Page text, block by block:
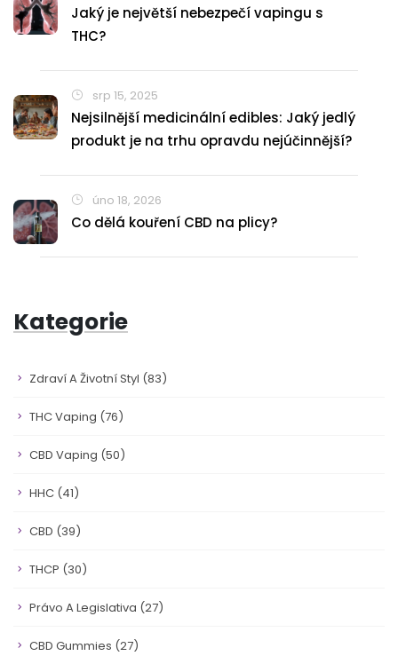
Jaký je největší nebezpečí vapingu s
THC?
srp 15, 2025
Nejsilnější medicinální edibles: Jaký jedlý
produkt je na trhu opravdu nejúčinnější?
úno 18, 2026
Co dělá kouření CBD na plicy?
Kategorie
Zdraví A Životní Styl (83)
THC Vaping (76)
CBD Vaping (50)
HHC (41)
CBD (39)
THCP (30)
Právo A Legislativa (27)
CBD Gummies (27)